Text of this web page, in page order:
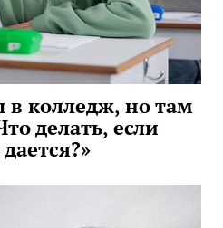
колледж, но там
делать, если